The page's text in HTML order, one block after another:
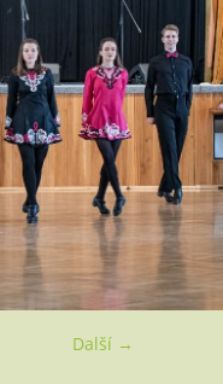
Další →